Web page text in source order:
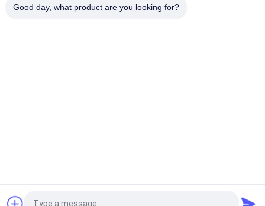
Categorias populares
Good day, what product are you looking for?